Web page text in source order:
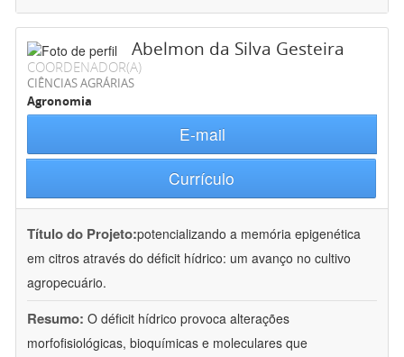
Abelmon da Silva Gesteira
COORDENADOR(A)
CIÊNCIAS AGRÁRIAS
Agronomia
E-mail
Currículo
Título do Projeto:potencializando a memória epigenética
em citros através do déficit hídrico: um avanço no cultivo
agropecuário.
Resumo: O déficit hídrico provoca alterações
morfofisiológicas, bioquímicas e moleculares que